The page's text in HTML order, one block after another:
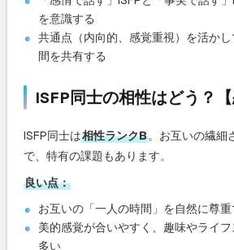
を意識する
共通点（内向的、感覚重視）を活か
間を共有する
ISFP同士の相性はどう？【
ISFP同士は相性ランクB。お互いの繊細
で、特有の課題もあります。
良い点：
お互いの「一人の時間」を自然に尊重
美的感覚が合いやすく、趣味やライ
多い